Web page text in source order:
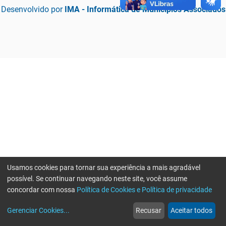
Desenvolvido por IMA - Informática de Municípios Associados
web
Notícias
more_horiz
Mais
Usamos cookies para tornar sua experiência a mais agradável
possível. Se continuar navegando neste site, você assume
concordar com nossa Política de Cookies e Política de privacidade
Gerenciar Cookies... Recusar Aceitar todos
Erro ao enviar informações, por favor tente novamente